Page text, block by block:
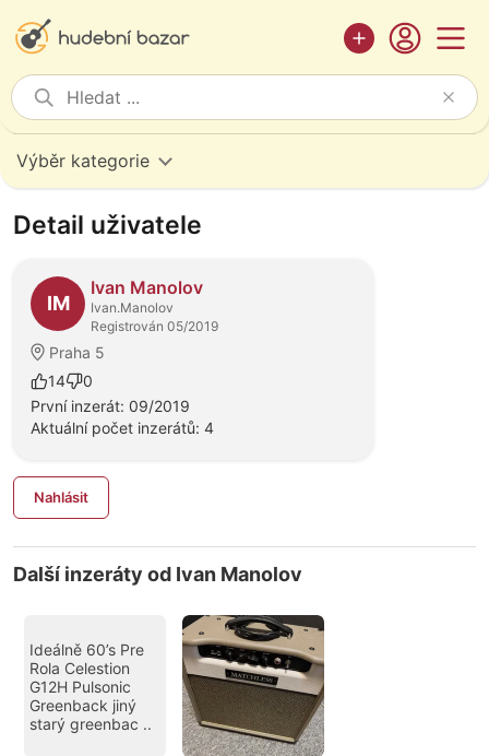
Výběr kategorie
Detail uživatele
IM
Ivan Manolov
Ivan.Manolov
Registrován 05/2019
Praha 5
14
0
První inzerát: 09/2019
Aktuální počet inzerátů: 4
Nahlásit
Další inzeráty od Ivan Manolov
Ideálně 60’s Pre
Rola Celestion
G12H Pulsonic
Greenback jiný
starý greenbac ..